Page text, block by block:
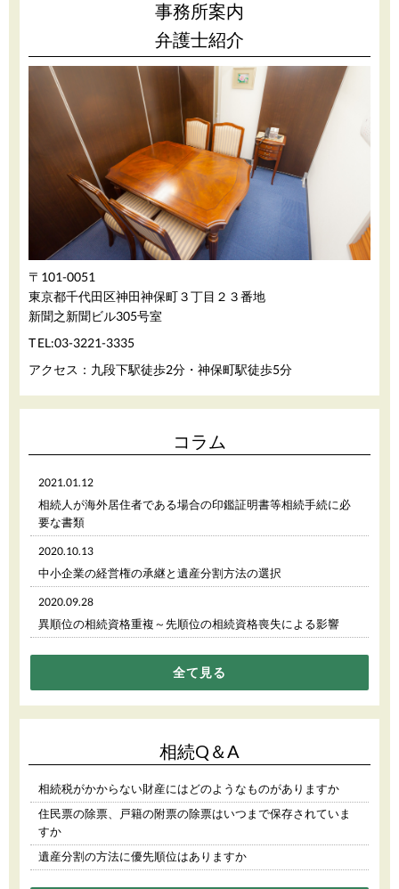
事務所案内
弁護士紹介
〒101-0051
東京都千代田区神田神保町３丁目２３番地
新聞之新聞ビル305号室
TEL:03-3221-3335
アクセス：九段下駅徒歩2分・神保町駅徒歩5分
コラム
2021.01.12
相続人が海外居住者である場合の印鑑証明書等相続手続に必
要な書類
2020.10.13
中小企業の経営権の承継と遺産分割方法の選択
2020.09.28
異順位の相続資格重複～先順位の相続資格喪失による影響
全て見る
相続Q＆A
相続税がかからない財産にはどのようなものがありますか
住民票の除票、戸籍の附票の除票はいつまで保存されていま
すか
遺産分割の方法に優先順位はありますか